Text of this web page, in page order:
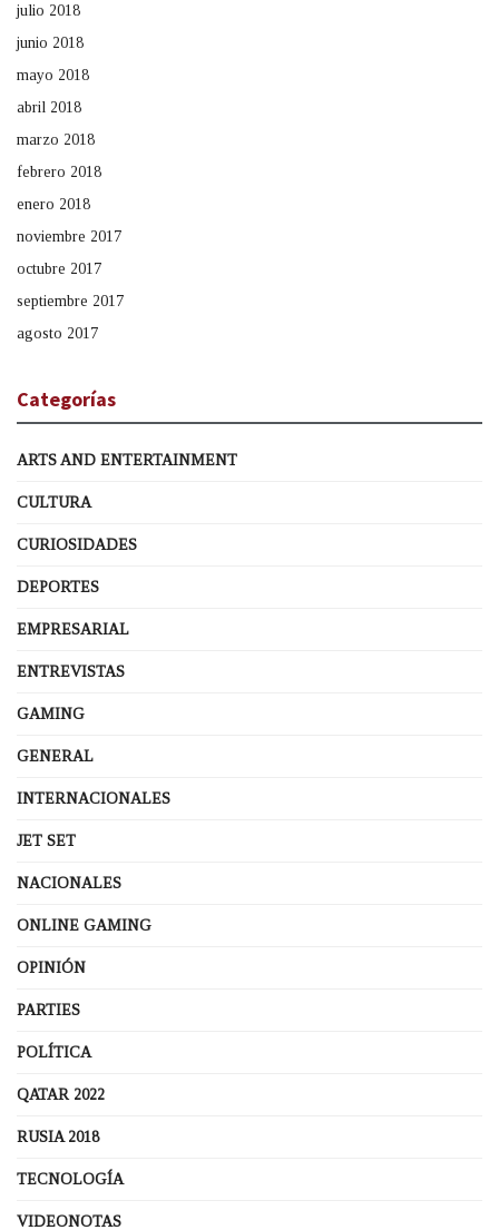
julio 2018
junio 2018
mayo 2018
abril 2018
marzo 2018
febrero 2018
enero 2018
noviembre 2017
octubre 2017
septiembre 2017
agosto 2017
Categorías
ARTS AND ENTERTAINMENT
CULTURA
CURIOSIDADES
DEPORTES
EMPRESARIAL
ENTREVISTAS
GAMING
GENERAL
INTERNACIONALES
JET SET
NACIONALES
ONLINE GAMING
OPINIÓN
PARTIES
POLÍTICA
QATAR 2022
RUSIA 2018
TECNOLOGÍA
VIDEONOTAS